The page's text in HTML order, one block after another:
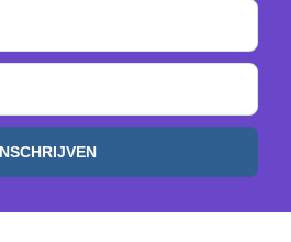
een GRATIS Keto